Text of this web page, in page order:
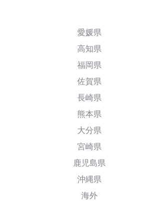
愛媛県
高知県
福岡県
佐賀県
長崎県
熊本県
大分県
宮崎県
鹿児島県
沖縄県
海外